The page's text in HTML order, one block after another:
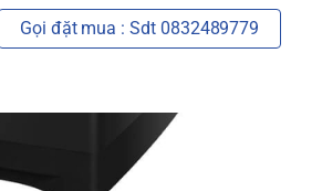
Gọi đặt mua : Sdt 0832489779